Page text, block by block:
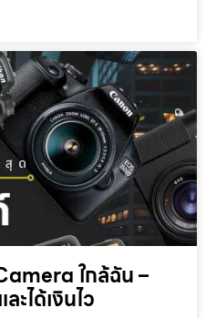
ใกล้ฉัน –
ะได้เงินไว